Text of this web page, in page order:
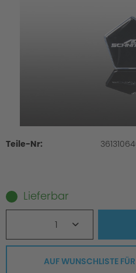
Teile-Nr:
Lieferbar
1
AUF WUNSCHLISTE